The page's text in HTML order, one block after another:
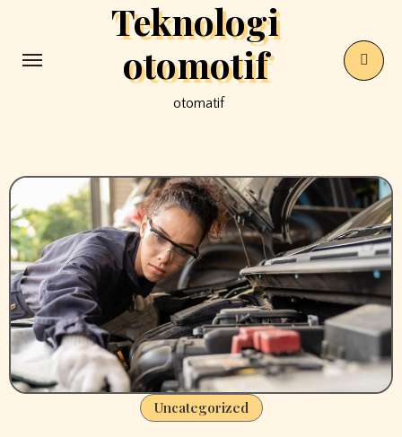
content
Teknologi
otomotif
otomatif
Uncategorized